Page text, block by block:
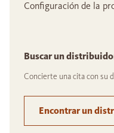
Configuración de la
Buscar un
Concierte una cita con su
Encontrar un